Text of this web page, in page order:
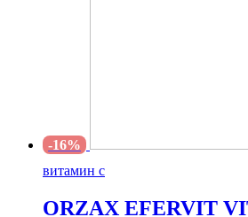
-16%
витамин с
ORZAX EFERVIT